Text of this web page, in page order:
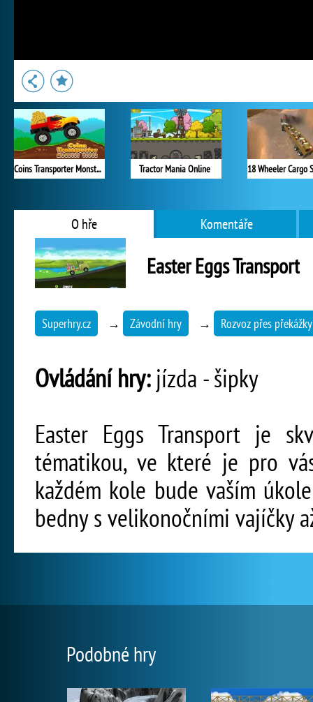
Coins Transporter Monster Truck Tractor Mania Online
O hře Komentáře
Easter Eggs Transport
Superhry.cz → Závodní hry → Rozvoz přes překážky
Ovládání hry:jízda - šipky
Easter Eggs Transport je
tématikou, ve které je pro
každém kole bude vaším
bedny s velikonočními vajíčky
Podobné hry